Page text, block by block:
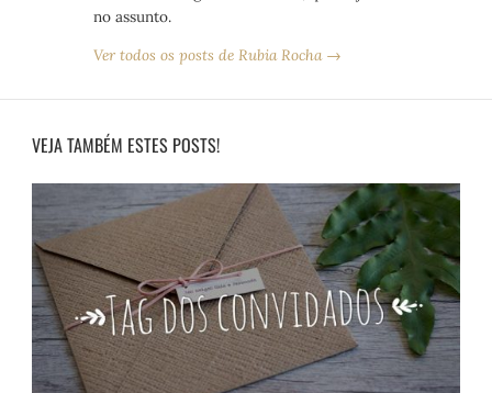
no assunto.
Ver todos os posts de Rubia Rocha →
VEJA TAMBÉM ESTES POSTS!